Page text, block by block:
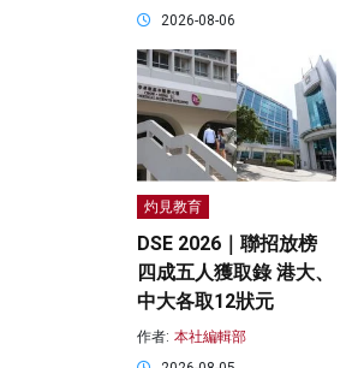
2026-08-06
灼見教育
DSE 2026｜聯招放榜
四成五人獲取錄 港大、
中大各取12狀元
作者: 本社編輯部